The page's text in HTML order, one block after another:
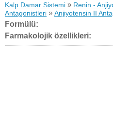
Kalp Damar Sistemi » Renin -
Antagonistleri » Anjiyotensin II
Formülü:
Farmakolojik özellikleri: